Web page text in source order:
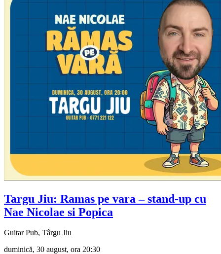
Targu Jiu: Ramas pe vara – stand-up cu
Nae Nicolae si Popica
Guitar Pub, Târgu Jiu
duminică, 30 august, ora 20:30